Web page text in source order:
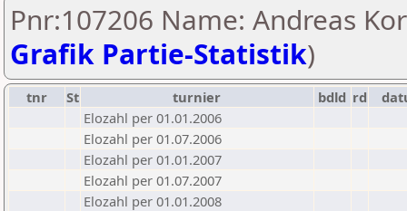
Pnr:107206 Name: Andreas
Grafik Partie-Statistik)
tnr St turnier bdld rd
Elozahl per 01.01.2006
Elozahl per 01.07.2006
Elozahl per 01.01.2007
Elozahl per 01.07.2007
Elozahl per 01.01.2008